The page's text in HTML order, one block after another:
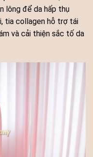
lông để da hấp thụ
tia collagen hỗ trợ tái
và cải thiện sắc tố da